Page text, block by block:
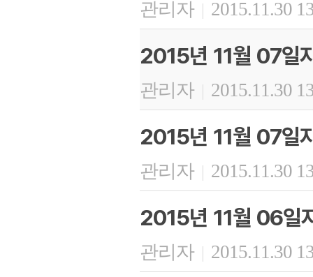
관리자 | 2015.11.30
2015년 11월 07일
관리자 | 2015.11.30
2015년 11월 07일
관리자 | 2015.11.30
2015년 11월 06일
관리자 | 2015.11.30